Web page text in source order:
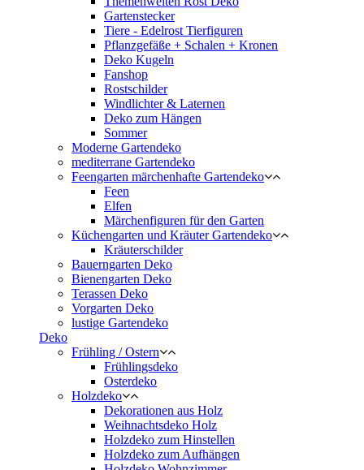
Gartenstecker
Tiere - Edelrost Tierfiguren
Pflanzgefäße + Schalen + Kronen
Deko Kugeln
Fanshop
Rostschilder
Windlichter & Laternen
Deko zum Hängen
Sommer
Moderne Gartendeko
mediterrane Gartendeko
Feengarten märchenhafte Gartendeko
Feen
Elfen
Märchenfiguren für den Garten
Küchengarten und Kräuter Gartendeko
Kräuterschilder
Bauerngarten Deko
Bienengarten Deko
Terassen Deko
Vorgarten Deko
lustige Gartendeko
Deko
Frühling / Ostern
Frühlingsdeko
Osterdeko
Holzdeko
Dekorationen aus Holz
Weihnachtsdeko Holz
Holzdeko zum Hinstellen
Holzdeko zum Aufhängen